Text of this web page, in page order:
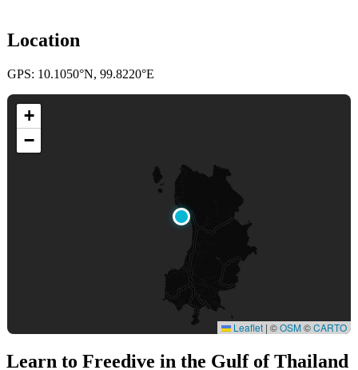
Location
GPS: 10.1050°N, 99.8220°E
+
−
Leaflet | ©OSM©CARTO
Learn to Freedive in the Gulf of Thailand